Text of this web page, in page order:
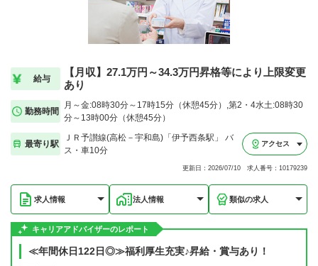
給与
【月収】27.1万円～34.3万円昇格等により上限変更
あり
勤務時間
月～金:08時30分～17時15分（休憩45分）,第2・4水土:08時30
分～13時00分（休憩45分）
最寄り駅
ＪＲ予讃線(高松－宇和島)「伊予西条駅」 バ
ス・車10分
アクセス
更新日：2026/07/10 求人番号：10179239
求人情報 法人情報 類似の求人
キャリアアドバイザーのレポート
≪年間休日122日◎≫福利厚生充実♪昇給・賞与あり！